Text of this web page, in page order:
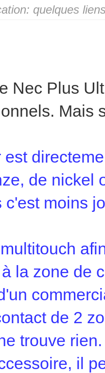
quelques
Nec Plus
Mais
de nickel
c'est moins
la zone de
de 2
trouve rien.
il